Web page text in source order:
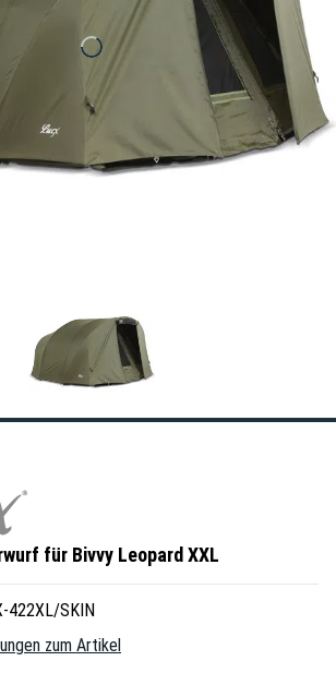
für Bivvy Leopard XXL
422XL/SKIN
zum Artikel